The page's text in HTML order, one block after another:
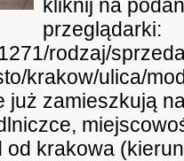
kliknij na
przeglądarki:
rodzaj/
krakow/ulica/
już zamieszkują
od krakowa